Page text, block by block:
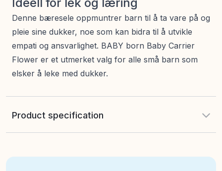
Denne bæresele oppmuntrer barn til å ta vare på og
pleie sine dukker, noe som kan bidra til å utvikle
empati og ansvarlighet. BABY born Baby Carrier
Flower er et utmerket valg for alle små barn som
elsker å leke med dukker.
Product specification